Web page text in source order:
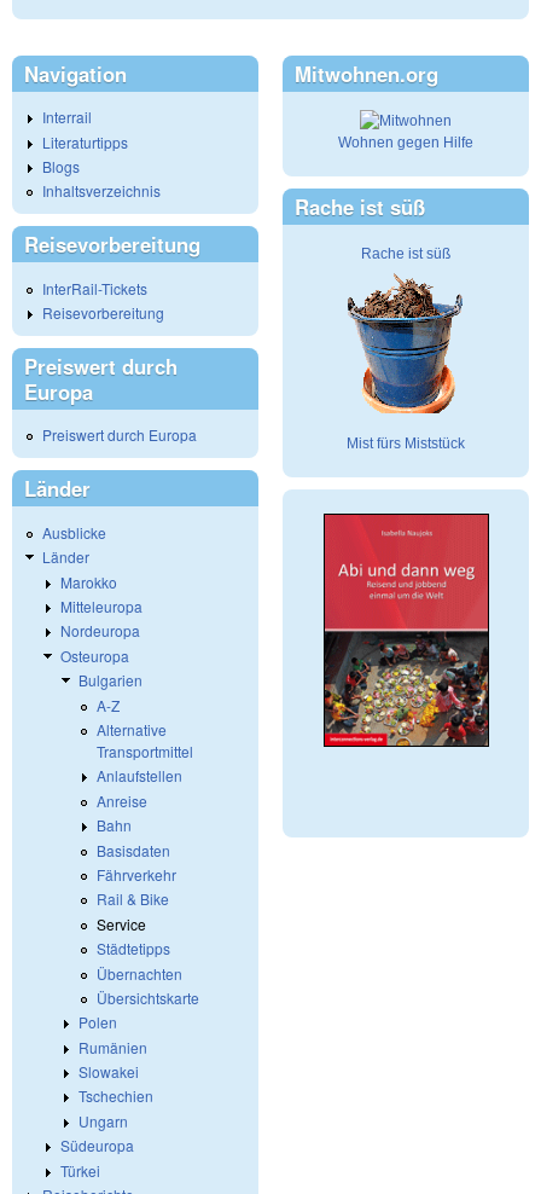
Navigation
Interrail
Literaturtipps
Blogs
Inhaltsverzeichnis
Reisevorbereitung
InterRail-Tickets
Reisevorbereitung
Preiswert durch
Europa
Preiswert durch Europa
Länder
Ausblicke
Länder
Marokko
Mitteleuropa
Nordeuropa
Osteuropa
Bulgarien
A-Z
Alternative
Transportmittel
Anlaufstellen
Anreise
Bahn
Basisdaten
Fährverkehr
Rail & Bike
Service
Städtetipps
Übernachten
Übersichtskarte
Polen
Rumänien
Slowakei
Tschechien
Ungarn
Südeuropa
Türkei
Mitwohnen.org
Wohnen gegen Hilfe
Rache ist süß
Rache ist süß
Mist fürs Miststück